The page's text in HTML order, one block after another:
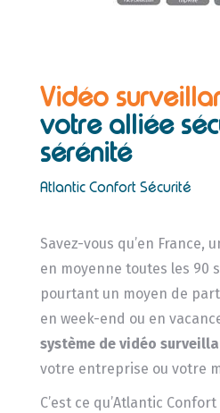
Vidéo
votre alliée
sérénité
Atlantic Confort Sécurité
Savez-vous qu’en France,
en moyenne toutes les 90
pourtant un moyen de
en week-end ou en
système de vidéo
votre entreprise ou votre
C’est ce qu’Atlantic